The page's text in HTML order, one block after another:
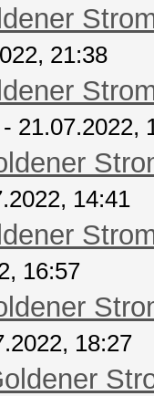
21:38
- 21.07.2022,
14:41
16:57
18:27